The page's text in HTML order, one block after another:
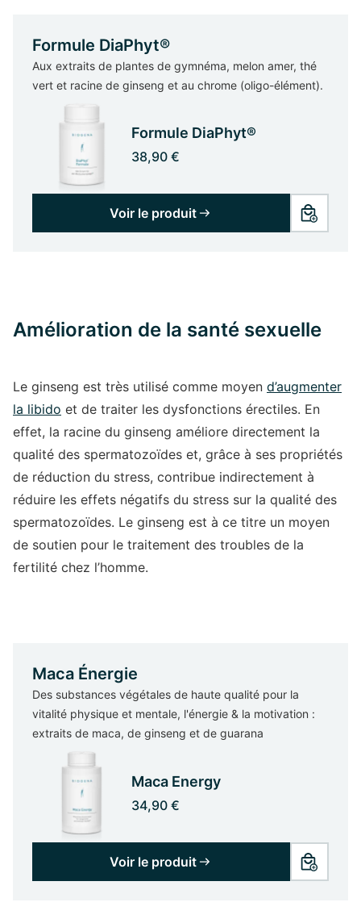
Formule DiaPhyt®
Aux extraits de plantes de gymnéma, melon amer, thé
vert et racine de ginseng et au chrome (oligo-élément).
Formule DiaPhyt®
38,90 €
Voir le produit
Amélioration de la santé sexuelle
Le ginseng est très utilisé comme moyen d’augmenter
la libido et de traiter les dysfonctions érectiles. En
effet, la racine du ginseng améliore directement la
qualité des spermatozoïdes et, grâce à ses propriétés
de réduction du stress, contribue indirectement à
réduire les effets négatifs du stress sur la qualité des
spermatozoïdes. Le ginseng est à ce titre un moyen
de soutien pour le traitement des troubles de la
fertilité chez l’homme.
Maca Énergie
Des substances végétales de haute qualité pour la
vitalité physique et mentale, l'énergie & la motivation :
extraits de maca, de ginseng et de guarana
Maca Energy
34,90 €
Voir le produit